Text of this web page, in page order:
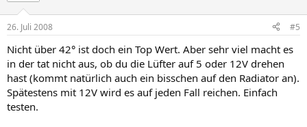
26. Juli 2008 #5
Nicht über 42° ist doch ein Top Wert. Aber sehr viel macht es
in der tat nicht aus, ob du die Lüfter auf 5 oder 12V drehen
hast (kommt natürlich auch ein bisschen auf den Radiator an).
Spätestens mit 12V wird es auf jeden Fall reichen. Einfach
testen.